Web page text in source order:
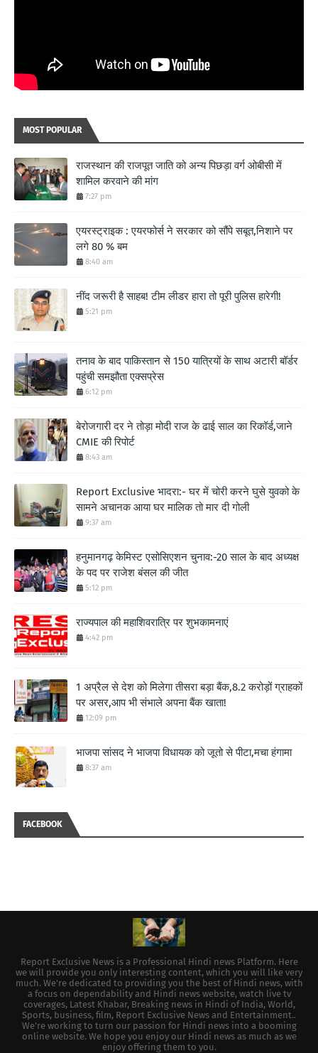
MOST POPULAR
राजस्थान की राजपूत जाति को अन्य पिछड़ा वर्ग ओबीसी में
शामिल करवाने की मांग
7:27 pm
एयरस्ट्राइक : एयरफोर्स ने सरकार को सौंपे सबूत,निशाने पर
लगे 80 % बम
8:40 am
नींद जरूरी है साहब! टीम लीडर हारा तो पूरी पुलिस हारेगी!
5:21 pm
तनाव के बाद पाकिस्तान से 150 यात्रियों के साथ अटारी बॉर्डर
पहुंची समझौता एक्सप्रेस
6:12 pm
बेरोजगारी दर ने तोड़ा मोदी राज के ढाई साल का रिकॉर्ड,जाने
CMIE की रिपोर्ट
8:43 am
Report Exclusive भादरा:- घर में चोरी करने घुसे युवको के
सामने अचानक आया घर मालिक तो मार दी गोली
9:37 am
हनुमानगढ़ केमिस्ट एसोसिएशन चुनाव:-20 साल के बाद अध्यक्ष
के पद पर राजेश बंसल की जीत
5:12 pm
राज्यपाल की महाशिवरात्रि पर शुभकामनाएं
4:42 pm
1 अप्रैल से देश को मिलेगा तीसरा बड़ा बैंक,8.2 करोड़ों ग्राहकों
पर असर,आप भी संभाले अपना बैंक खाता!
12:09 pm
भाजपा सांसद ने भाजपा विधायक को जूतो से पीटा,मचा हंगामा
8:37 am
FACEBOOK
Report Exclusive News is a Professional Hindi news Platform. Here
we will provide you only interesting content, which you will like very
much. We're dedicated to providing you the best of Hindi news, with
a focus on dependability and Hindi news website, watch live tv
coverages, Latest Khabar, Breaking news in Hindi of India, World,
Sports, business, film, Report Exclusive News and Entertainment..
We're working to turn our passion for Hindi news into a booming
online website. We hope you enjoy our Hindi news as much as we
enjoy offering them to you.